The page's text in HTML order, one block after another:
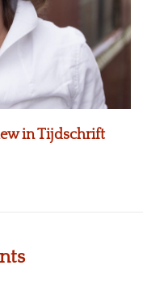
in Tijdschrift